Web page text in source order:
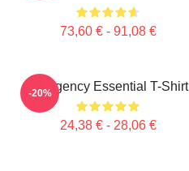
73,60 € - 91,08 €
All Agency Essential T-Shirt
24,38 € - 28,06 €
-20%